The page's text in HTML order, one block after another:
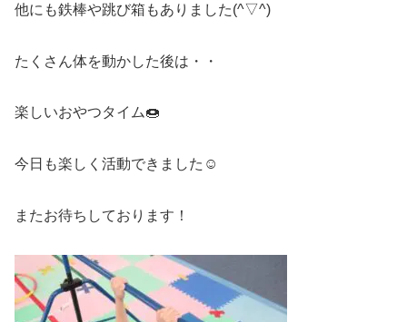
他にも鉄棒や跳び箱もありました(^▽^)
たくさん体を動かした後は・・
楽しいおやつタイム🍩
今日も楽しく活動できました☺
またお待ちしております！